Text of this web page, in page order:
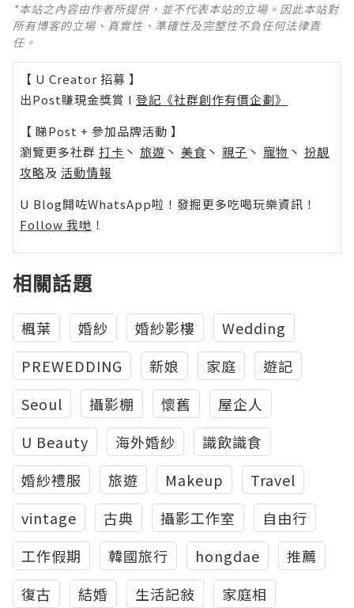
*本站之內容由作者所提供，並不代表本站的立場。因此本站對
所有博客的立場、真實性、準確性及完整性不負任何法律責
任。
【 U Creator 招募 】
出Post賺現金獎賞 l 登記《社群創作有價企劃》
【 睇Post + 參加品牌活動 】
瀏覽更多社群 打卡 丶 旅遊 丶 美食 丶 親子 丶 寵物 丶 扮靚
攻略及 活動情報
U Blog開咗WhatsApp啦！發掘更多吃喝玩樂資訊！
Follow 我哋 ！
相關話題
楓葉 婚紗 婚紗影樓
Wedding
PREWEDDING
新娘 家庭
遊記
Seoul
攝影棚 懷舊
屋企人
U Beauty
海外婚紗
識飲識食
婚紗禮服
旅遊 Makeup
Travel
vintage
古典 攝影工作室
自由行
工作假期
韓國旅行 hongdae
推薦
復古
結婚 生活記敍
家庭相